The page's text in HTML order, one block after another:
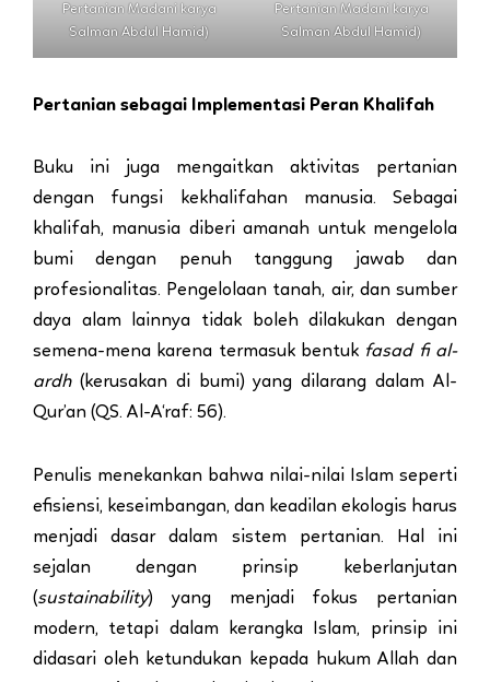
Pertanian Madani karya
Salman Abdul Hamid)
Pertanian Madani karya
Salman Abdul Hamid)
Pertanian sebagai Implementasi Peran Khalifah
Buku ini juga mengaitkan aktivitas pertanian
dengan fungsi kekhalifahan manusia. Sebagai
khalifah, manusia diberi amanah untuk mengelola
bumi dengan penuh tanggung jawab dan
profesionalitas. Pengelolaan tanah, air, dan sumber
daya alam lainnya tidak boleh dilakukan dengan
semena-mena karena termasuk bentuk fasad fi al-
ardh(kerusakan di bumi) yang dilarang dalam Al-
Qur’an (QS. Al-A‘raf: 56).
Penulis menekankan bahwa nilai-nilai Islam seperti
efisiensi, keseimbangan, dan keadilan ekologis harus
menjadi dasar dalam sistem pertanian. Hal ini
sejalan dengan prinsip keberlanjutan
(sustainability) yang menjadi fokus pertanian
modern, tetapi dalam kerangka Islam, prinsip ini
didasari oleh ketundukan kepada hukum Allah dan